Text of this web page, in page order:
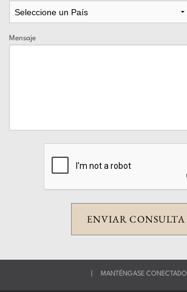
Mensaje
MANTÉNGASE CONECTADO